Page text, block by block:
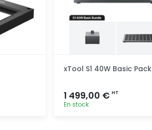
xTool S1 40W Basic Pack
1 499,00 € HT
En stock